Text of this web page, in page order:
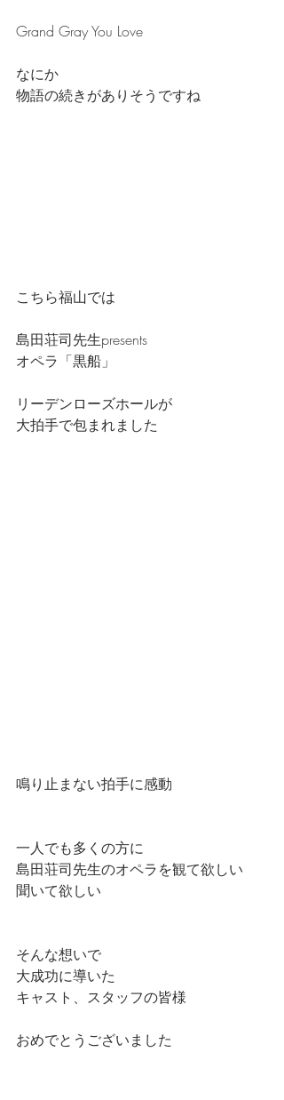
Grand Gray You Love
なにか
物語の続きがありそうですね
こちら福山では
島田荘司先生presents
オペラ「黒船」
リーデンローズホールが
大拍手で包まれました
鳴り止まない拍手に感動
一人でも多くの方に
島田荘司先生のオペラを観て欲しい
聞いて欲しい
そんな想いで
大成功に導いた
キャスト、スタッフの皆様
おめでとうございました